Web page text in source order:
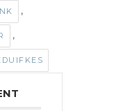
,
,